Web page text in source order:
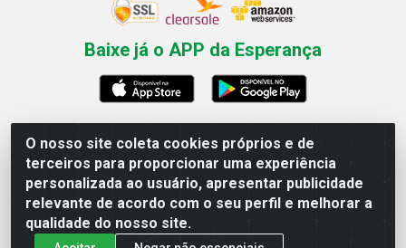
O nosso site coleta cookies próprios e de
terceiros para proporcionar uma experiência
personalizada ao usuário, apresentar publicidade
relevante de acordo com o seu perfil e melhorar a
qualidade do nosso site.
Baixe já o APP da Esperança
Esperança Nordeste - Rua Professor Caldas Filho, 291 -
Estância - Recife / PE CEP: 50771-335 - CNPJ
03.666.136/0001-23